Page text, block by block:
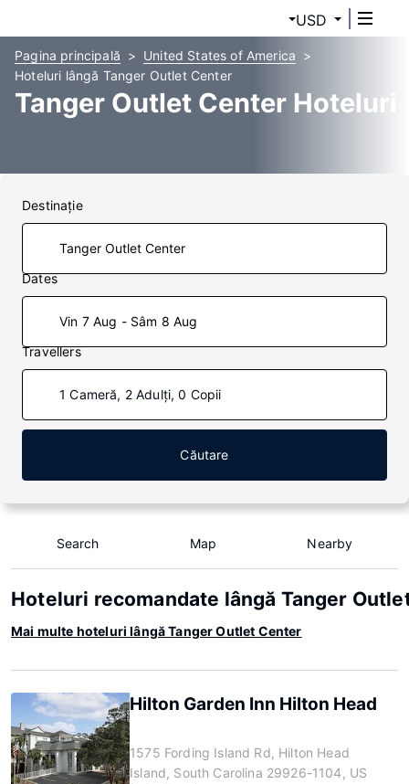
USD
Pagina principală
United States of America
Hoteluri lângă Tanger Outlet Center
Tanger Outlet Center Hoteluri
Destinaţie
Dates
Vin 7 Aug - Sâm 8 Aug
Travellers
1 Cameră, 2 Adulți, 0 Copii
Căutare
Search Map Nearby
Hoteluri recomandate lângă Tanger
Mai multe hoteluri lângă Tanger Outlet Center
Hilton Garden Inn Hilton Head
1575 Fording Island Rd, Hilton Head
Island, South Carolina 29926-1104, US